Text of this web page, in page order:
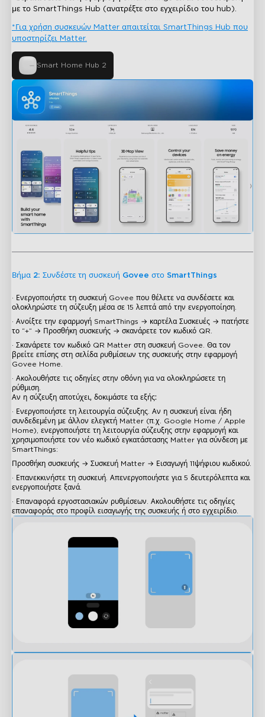
με το SmartThings Hub (ανατρέξτε στο εγχειρίδιο του hub).
*Για χρήση συσκευών Matter απαιτείται SmartThings Hub που
υποστηρίζει Matter.
Smart Home Hub 2
Βήμα 2: Συνδέστε τη συσκευή Govee στο SmartThings
· Ενεργοποιήστε τη συσκευή Govee που θέλετε να συνδέσετε και
ολοκληρώστε τη σύζευξη μέσα σε 15 λεπτά από την ενεργοποίηση.
· Ανοίξτε την εφαρμογή SmartThings → καρτέλα Συσκευές → πατήστε
το “+” → Προσθήκη συσκευής → σκανάρετε τον κωδικό QR.
· Σκανάρετε τον κωδικό QR Matter στη συσκευή Govee. Θα τον
βρείτε επίσης στη σελίδα ρυθμίσεων της συσκευής στην εφαρμογή
Govee Home.
· Ακολουθήστε τις οδηγίες στην οθόνη για να ολοκληρώσετε τη
ρύθμιση.
Αν η σύζευξη αποτύχει, δοκιμάστε τα εξής:
· Ενεργοποιήστε τη λειτουργία σύζευξης. Αν η συσκευή είναι ήδη
συνδεδεμένη με άλλον ελεγκτή Matter (π.χ. Google Home / Apple
Home), ενεργοποιήστε τη λειτουργία σύζευξης στην εφαρμογή και
χρησιμοποιήστε τον νέο κωδικό εγκατάστασης Matter για σύνδεση με
SmartThings:
Προσθήκη συσκευής → Συσκευή Matter → Εισαγωγή 11ψήφιου κωδικού.
· Επανεκκινήστε τη συσκευή. Απενεργοποιήστε για 5 δευτερόλεπτα και
ενεργοποιήστε ξανά.
· Επαναφορά εργοστασιακών ρυθμίσεων. Ακολουθήστε τις οδηγίες
επαναφοράς στο προφίλ εισαγωγής της συσκευής ή στο εγχειρίδιο.